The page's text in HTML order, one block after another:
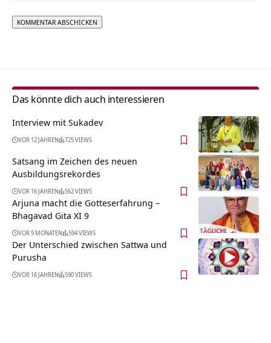
Das könnte dich auch interessieren
Interview mit Sukadev
VOR 12 JAHREN 725 VIEWS
Satsang im Zeichen des neuen
Ausbildungsrekordes
VOR 16 JAHREN 562 VIEWS
Arjuna macht die Gotteserfahrung –
Bhagavad Gita XI 9
VOR 9 MONATEN 594 VIEWS
Der Unterschied zwischen Sattwa und
Purusha
VOR 16 JAHREN 590 VIEWS